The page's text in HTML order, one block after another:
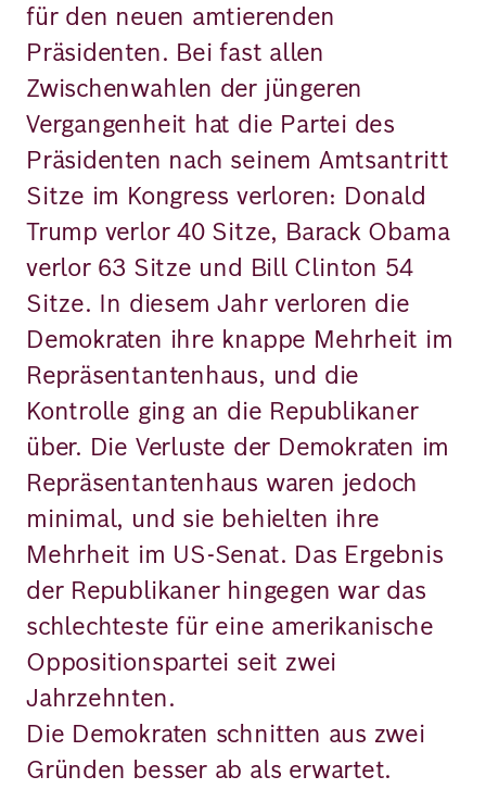
für den neuen amtierenden
Präsidenten. Bei fast allen
Zwischenwahlen der jüngeren
Vergangenheit hat die Partei des
Präsidenten nach seinem Amtsantritt
Sitze im Kongress verloren: Donald
Trump verlor 40 Sitze, Barack Obama
verlor 63 Sitze und Bill Clinton 54
Sitze. In diesem Jahr verloren die
Demokraten ihre knappe Mehrheit im
Repräsentantenhaus, und die
Kontrolle ging an die Republikaner
über. Die Verluste der Demokraten im
Repräsentantenhaus waren jedoch
minimal, und sie behielten ihre
Mehrheit im US-Senat. Das Ergebnis
der Republikaner hingegen war das
schlechteste für eine amerikanische
Oppositionspartei seit zwei
Jahrzehnten.
Die Demokraten schnitten aus zwei
Gründen besser ab als erwartet.